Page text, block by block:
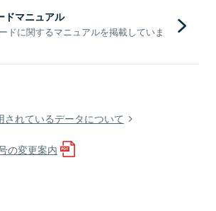
ドマニュアル
ドに関するマニュアルを掲載していま
れているデータについて
の変更案内